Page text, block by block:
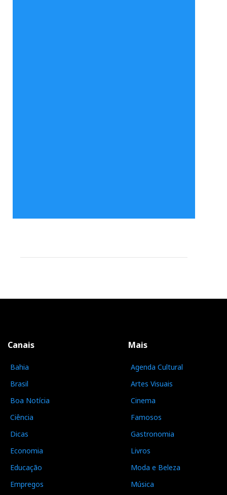
Canais
Bahia
Brasil
Boa Notícia
Ciência
Dicas
Economia
Educação
Empregos
Mais
Agenda Cultural
Artes Visuais
Cinema
Famosos
Gastronomia
Livros
Moda e Beleza
Música